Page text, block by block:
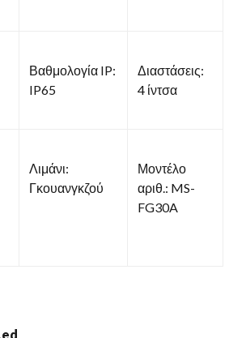
Βαθμολογία IP:
IP65
Διαστάσεις:
4 ίντσα
Λιμάνι:
Γκουανγκζού
Μοντέλο
αριθ.: MS-
FG30A